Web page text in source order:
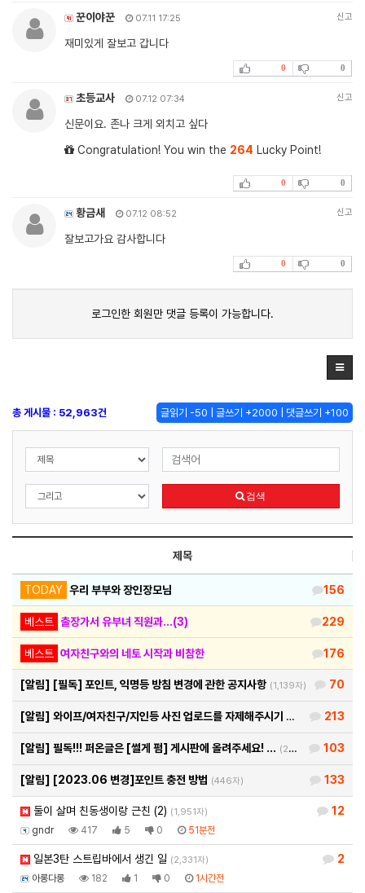
꾼이야꾼 07.11 17:25 신고
재미있게 잘보고 갑니다
0 0
초등교사 07.12 07:34 신고
신문이요. 존나 크게 외치고 싶다
Congratulation! You win the 264 Lucky Point!
0 0
황금새 07.12 08:52 신고
잘보고가요 감사합니다
0 0
로그인한 회원만 댓글 등록이 가능합니다.
글읽기 -50 | 글쓰기 +2000 | 댓글쓰기 +100
총 게시물 : 52,963건
검색
제목
TODAY 우리 부부와 장인장모님 156
베스트 출장가서 유부녀 직원과...(3) 229
베스트 여자친구와의 네토 시작과 비참한 176
70
[알림] [필독] 포인트, 익명등 방침 변경에 관한 공지사항 (1,139자)
213
[알림] 와이프/여자친구/지인등 사진 업로드를 자제해주시기 바랍… (460자)
103
[알림] 필독!!! 퍼온글은 [썰게 펌] 게시판에 올려주세요! … (290자)
133
[알림] [2023.06 변경]포인트 충전 방법 (446자)
12
둘이 살며 친동생이랑 근친 (2) (1,951자)
gndr 417 5 0 51분전
2
일본3탄 스트립바에서 생긴 일 (2,331자)
아롱다롱 182 1 0 1시간전